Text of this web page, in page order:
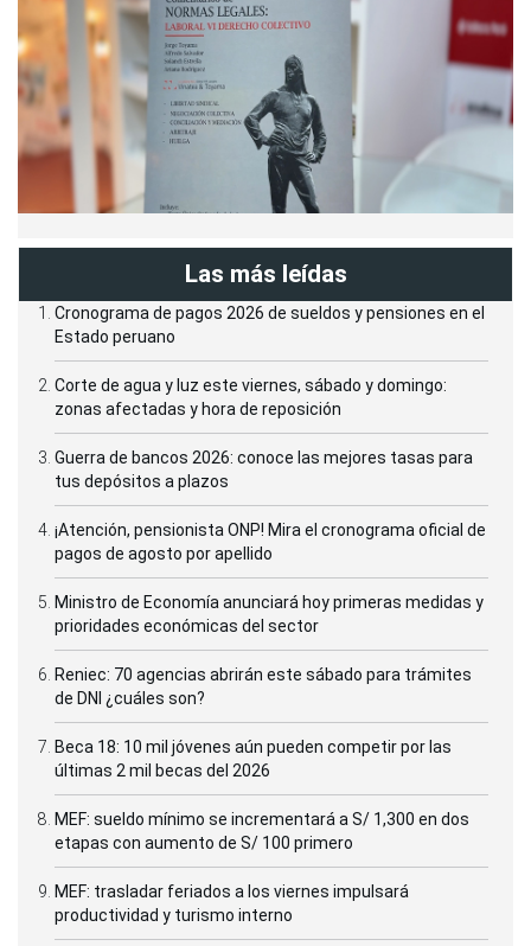
Las más leídas
Cronograma de pagos 2026 de sueldos y pensiones en el
Estado peruano
Corte de agua y luz este viernes, sábado y domingo:
zonas afectadas y hora de reposición
Guerra de bancos 2026: conoce las mejores tasas para
tus depósitos a plazos
¡Atención, pensionista ONP! Mira el cronograma oficial de
pagos de agosto por apellido
Ministro de Economía anunciará hoy primeras medidas y
prioridades económicas del sector
Reniec: 70 agencias abrirán este sábado para trámites
de DNI ¿cuáles son?
Beca 18: 10 mil jóvenes aún pueden competir por las
últimas 2 mil becas del 2026
MEF: sueldo mínimo se incrementará a S/ 1,300 en dos
etapas con aumento de S/ 100 primero
MEF: trasladar feriados a los viernes impulsará
productividad y turismo interno